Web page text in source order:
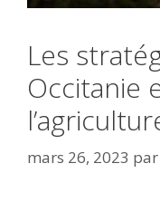
Les
Occitanie
mars 26, 2023 par